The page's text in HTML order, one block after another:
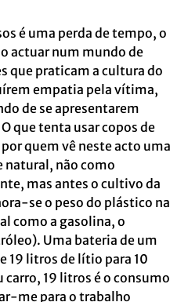
é uma perda de tempo, o
actuar num mundo de
que praticam a cultura do
empatia pela vítima,
de se apresentarem
que tenta usar copos de
quem vê neste acto uma
natural, não como
mas antes o cultivo da
se o peso do plástico na
como a gasolina, o
Uma bateria de um
19 litros de lítio para 10
carro, 19 litros é o consumo
me para o trabalho